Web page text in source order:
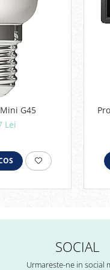
G45
Lei
SOCIAL
Urmareste-ne in social